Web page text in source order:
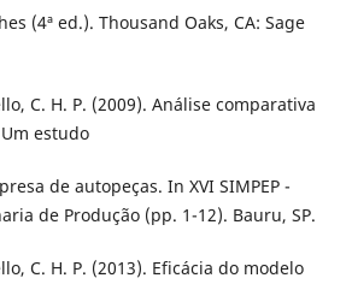
(4ª ed.). Thousand Oaks, CA: Sage
C. H. P. (2009). Análise comparativa
estudo
de autopeças. In XVI SIMPEP -
de Produção (pp. 1-12). Bauru, SP.
C. H. P. (2013). Eficácia do modelo